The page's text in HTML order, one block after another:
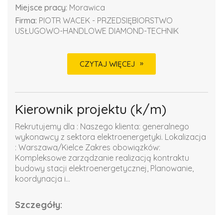
Miejsce pracy: Morawica
Firma: PIOTR WACEK - PRZEDSIĘBIORSTWO
USŁUGOWO-HANDLOWE DIAMOND-TECHNIK
CZYTAJ WIĘCEJ
Kierownik projektu (k/m)
Rekrutujemy dla : Naszego klienta: generalnego
wykonawcy z sektora elektroenergetyki. Lokalizacja
: Warszawa/Kielce Zakres obowiązków:
Kompleksowe zarządzanie realizacją kontraktu
budowy stacji elektroenergetycznej, Planowanie,
koordynacja i...
Szczegóły: